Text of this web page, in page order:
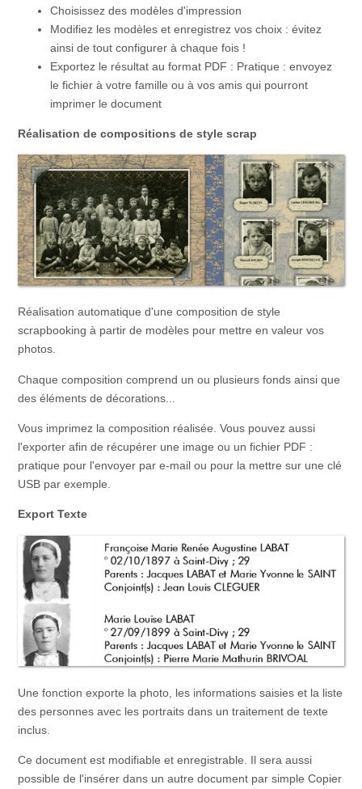
Choisissez des modèles d'impression
Modifiez les modèles et enregistrez vos choix : évitez
ainsi de tout configurer à chaque fois !
Exportez le résultat au format PDF : Pratique : envoyez
le fichier à votre famille ou à vos amis qui pourront
imprimer le document
Réalisation de compositions de style scrap
Réalisation automatique d'une composition de style
scrapbooking à partir de modèles pour mettre en valeur vos
photos.
Chaque composition comprend un ou plusieurs fonds ainsi que
des éléments de décorations...
Vous imprimez la composition réalisée. Vous pouvez aussi
l'exporter afin de récupérer une image ou un fichier PDF :
pratique pour l'envoyer par e-mail ou pour la mettre sur une clé
USB par exemple.
Export Texte
Une fonction exporte la photo, les informations saisies et la liste
des personnes avec les portraits dans un traitement de texte
inclus.
Ce document est modifiable et enregistrable. Il sera aussi
possible de l'insérer dans un autre document par simple Copier